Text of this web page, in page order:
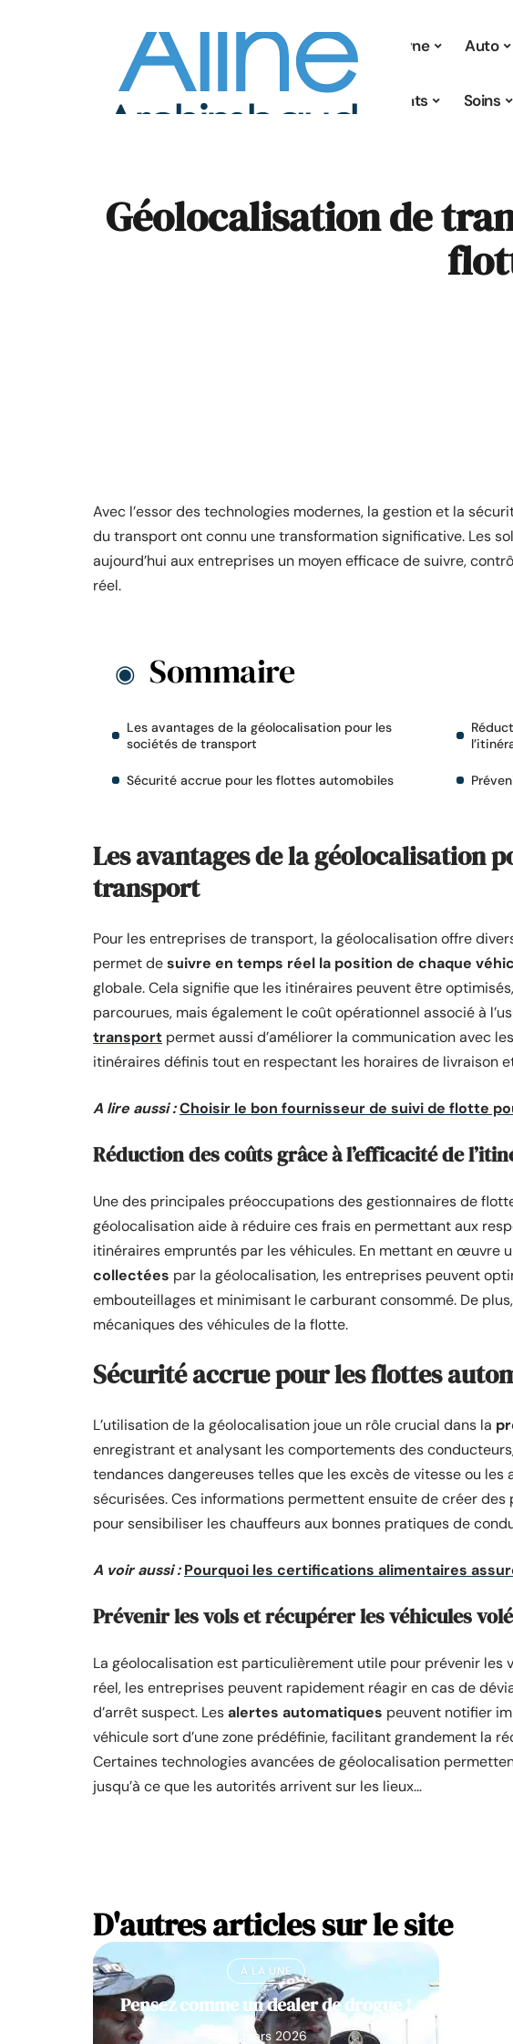
À la une Auto
Parents Soins
Géolocalisation de
Avec l’essor des technologies modernes, la gestion et la
du transport ont connu une transformation significative. Les
aujourd’hui aux entreprises un moyen efficace de suivre,
réel.
Sommaire
Les avantages de la géolocalisation pour les
sociétés de transport
Sécurité accrue pour les flottes automobiles
Les avantages de la géolocalisation
transport
Pour les entreprises de transport, la géolocalisation offre
permet desuivre en temps réel la position de chaque
globale. Cela signifie que les itinéraires peuvent être
parcourues, mais également le coût opérationnel associé à
transport permet aussi d’améliorer la communication avec
itinéraires définis tout en respectant les horaires de livraison
A lire aussi :Choisir le bon fournisseur de suivi de flotte
Réduction des coûts grâce à l’efficacité de
Une des principales préoccupations des gestionnaires de
géolocalisation aide à réduire ces frais en permettant aux
itinéraires empruntés par les véhicules. En mettant en œuvre
collectées par la géolocalisation, les entreprises peuvent
embouteillages et minimisant le carburant consommé. De
mécaniques des véhicules de la flotte.
Sécurité accrue pour les flottes
L’utilisation de la géolocalisation joue un rôle crucial dans la
enregistrant et analysant les comportements des
tendances dangereuses telles que les excès de vitesse ou les
sécurisées. Ces informations permettent ensuite de créer
pour sensibiliser les chauffeurs aux bonnes pratiques de
A voir aussi : Pourquoi les certifications alimentaires
Prévenir les vols et récupérer les véhicules
La géolocalisation est particulièrement utile pour prévenir les
réel, les entreprises peuvent rapidement réagir en cas de
d’arrêt suspect. Lesalertes automatiques peuvent notifier
véhicule sort d’une zone prédéfinie, facilitant grandement la
Certaines technologies avancées de géolocalisation
jusqu’à ce que les autorités arrivent sur les lieux…
D'autres articles sur le site
À LA UNE
Pensez comme un dealer de drogue !
10 mars 2026